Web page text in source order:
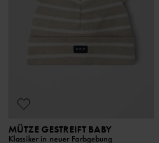
MÜTZE GESTREIFT BABY
Klassiker in neuer Farbgebung